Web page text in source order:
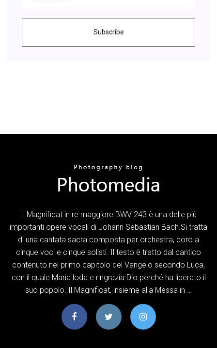
Subscribe
Il Magnificat in re maggiore BWV 243 è una delle più
importanti opere vocali di Johann Sebastian Bach.Si tratta
di una cantata sacra composta per orchestra, coro a
cinque voci e cinque solisti. Il testo è tratto dal cantico
contenuto nel primo capitolo del Vangelo secondo Luca,
con il quale Maria loda e ringrazia Dio perché ha liberato il
suo popolo. Il Magnificat, insieme alla Messa in …